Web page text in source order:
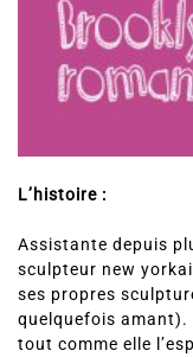
L’histoire :
Assistante depuis
sculpteur new
ses propres
quelquefois amant).
tout comme elle